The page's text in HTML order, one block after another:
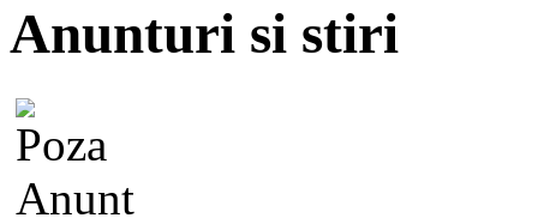
Anunturi si stiri